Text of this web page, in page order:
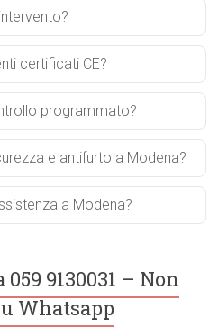
certificati CE?
programmato?
e antifurto a Modena?
a Modena?
9130031 – Non
Whatsapp